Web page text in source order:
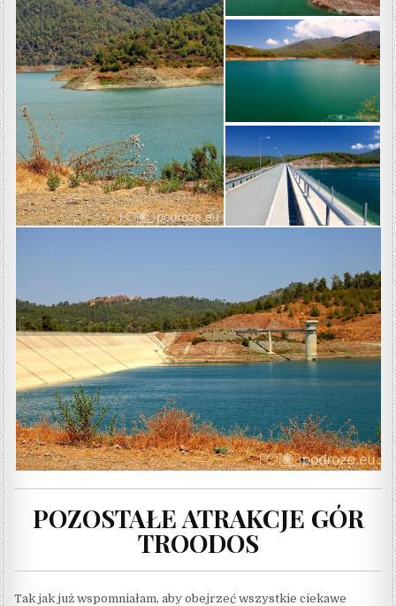
POZOSTAŁE ATRAKCJE GÓR
TROODOS
Tak jak już wspomniałam, aby obejrzeć wszystkie ciekawe